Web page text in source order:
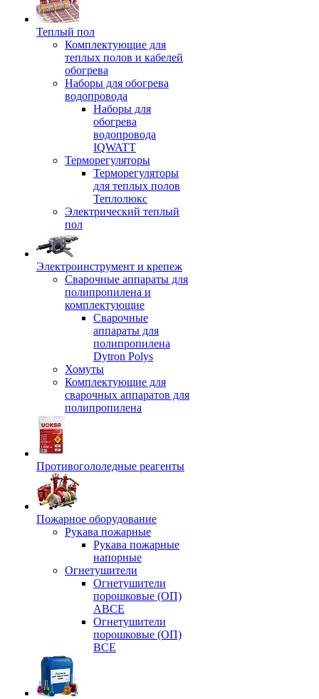
Теплый пол
Комплектующие для
теплых полов и кабелей
обогрева
Наборы для обогрева
водопровода
Наборы для
обогрева
водопровода
IQWATT
Терморегуляторы
Терморегуляторы
для теплых полов
Теплолюкс
Электрический теплый
пол
Электроинструмент и крепеж
Сварочные аппараты для
полипропилена и
комплектующие
Сварочные
аппараты для
полипропилена
Dytron Polys
Хомуты
Комплектующие для
сварочных аппаратов для
полипропилена
Противогололедные реагенты
Пожарное оборудование
Рукава пожарные
Рукава пожарные
напорные
Огнетушители
Огнетушители
порошковые (ОП)
АВСЕ
Огнетушители
порошковые (ОП)
ВСЕ